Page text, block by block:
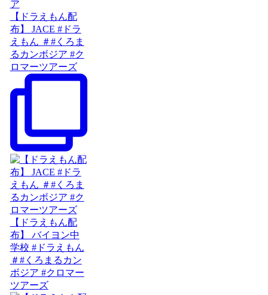
【ドラえもん配
布】 JACE #ドラ
えもん ＃#くろま
るカンボジア #ク
ロマーツアーズ
【ドラえもん配
布】 バイヨン中
学校 #ドラえもん
＃#くろまるカン
ボジア #クロマー
ツアーズ